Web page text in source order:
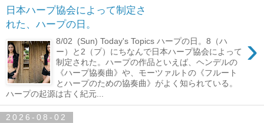
日本ハープ協会によって制定さ
れた、ハープの日。
›
8/02 (Sun) Today's Topics ハープの日。8（ハ
ー）と2（プ）にちなんで日本ハープ協会によって
制定された。ハープの作品といえば、ヘンデルの
《ハープ協奏曲》や、モーツァルトの《フルート
とハープのための協奏曲》がよく知られている。
ハープの起源は古く紀元...
2026-08-02